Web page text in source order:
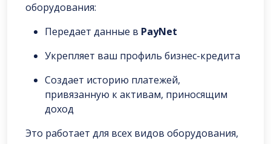
оборудования:
Передает данные в PayNet
Укрепляет ваш профиль бизнес-кредита
Создает историю платежей,
привязанную к активам, приносящим
доход
Это работает для всех видов оборудования,